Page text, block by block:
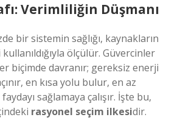
Verimliliğin Düşmanı
bir sistemin sağlığı, kaynakların
ölçülür. Güvercinler
biçimde davranır; gereksiz enerji
en kısa yolu bulur, en az
sağlamaya çalışır. İşte bu,
rasyonel seçim ilkesidir.